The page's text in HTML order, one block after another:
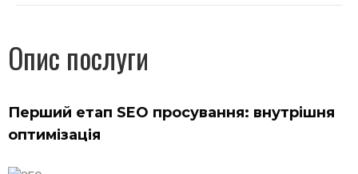
Опис послуги
Перший етап SEO просування: внутрішня
оптимізація